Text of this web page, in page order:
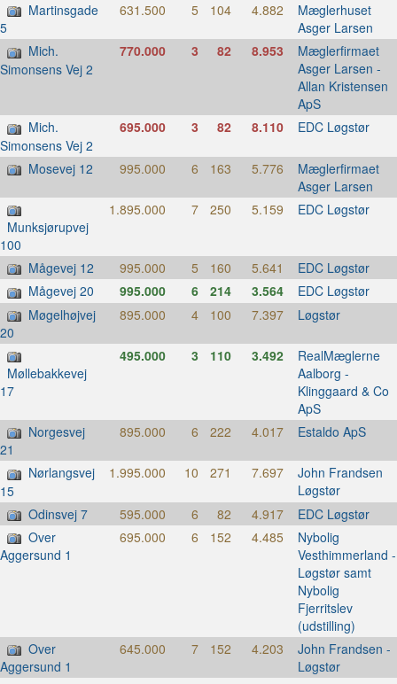
Martinsgade
5
631.500 5 104 4.882 Mæglerhuset
Asger Larsen
Mich.
Simonsens Vej 2
770.000 3 82 8.953 Mæglerfirmaet
Asger Larsen -
Allan Kristensen
ApS
Mich.
Simonsens Vej 2
695.000 3 82 8.110 EDC Løgstør
Mosevej 12 995.000 6 163 5.776 Mæglerfirmaet
Asger Larsen
Munksjørupvej
100
1.895.000 7 250 5.159 EDC Løgstør
Mågevej 12 995.000 5 160 5.641 EDC Løgstør
Mågevej 20
995.000 6 214 3.564 EDC Løgstør
Møgelhøjvej
20
895.000 4 100 7.397 Løgstør
Møllebakkevej
17
495.000 3 110 3.492 RealMæglerne
Aalborg -
Klinggaard & Co
ApS
Norgesvej
21
895.000 6 222 4.017 Estaldo ApS
Nørlangsvej
15
1.995.000 10 271 7.697 John Frandsen
Løgstør
Odinsvej 7
595.000 6 82 4.917 EDC Løgstør
Over
Aggersund 1
695.000 6 152 4.485 Nybolig
Vesthimmerland -
Løgstør samt
Nybolig
Fjerritslev
(udstilling)
Over
Aggersund 1
645.000 7 152 4.203 John Frandsen -
Løgstør